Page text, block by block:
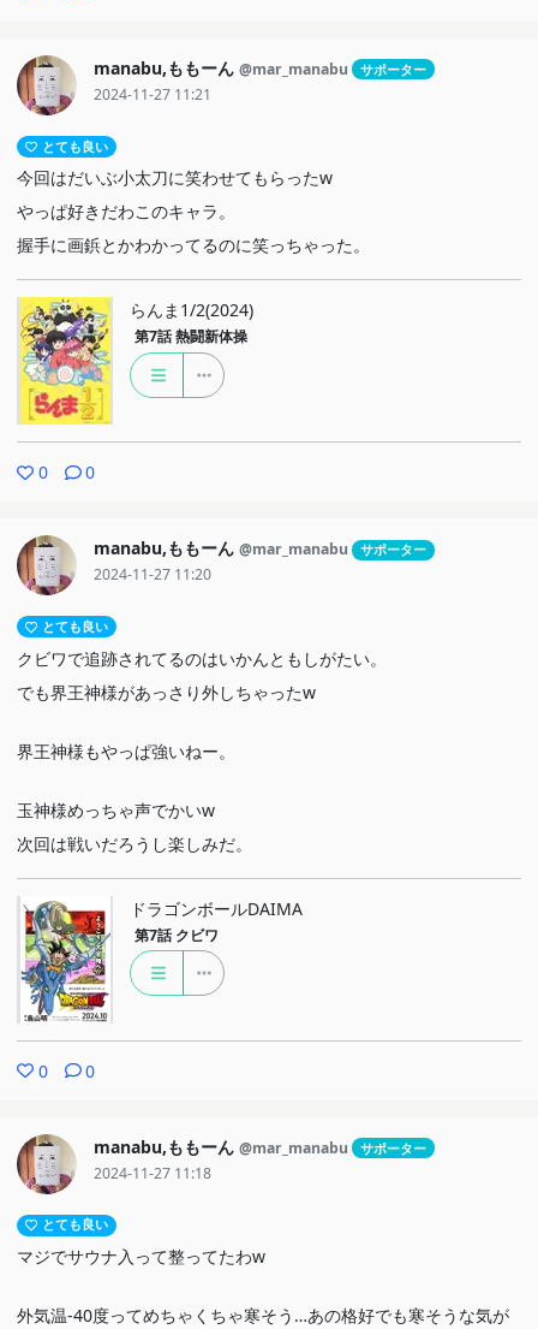
manabu,ももーん @mar_manabu サポーター
2024-11-27 11:21
とても良い
今回はだいぶ小太刀に笑わせてもらったw
やっぱ好きだわこのキャラ。
握手に画鋲とかわかってるのに笑っちゃった。
らんま1/2(2024)
第7話 熱闘新体操
0 0
manabu,ももーん @mar_manabu サポーター
2024-11-27 11:20
とても良い
クビワで追跡されてるのはいかんともしがたい。
でも界王神様があっさり外しちゃったw
界王神様もやっぱ強いねー。
玉神様めっちゃ声でかいw
次回は戦いだろうし楽しみだ。
ドラゴンボールDAIMA
第7話 クビワ
0 0
manabu,ももーん @mar_manabu サポーター
2024-11-27 11:18
とても良い
マジでサウナ入って整ってたわw
外気温-40度ってめちゃくちゃ寒そう…あの格好でも寒そうな気が